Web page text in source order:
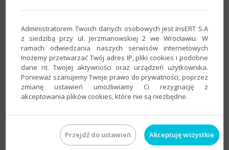
Na ekranie zostały zaprezentowane dostępne
szablony graficzne
(wzory wyglądu) e-sklepu.
szablon graficzny, który chcesz wykorzystać
w swoim sklepie. Jeśli chcesz wyświetlić
Administratorem Twoich danych osobowych jest InsERT S.A
z siedzibą przy ul. Jerzmanowskiej 2 we Wrocławiu. W
ramach odwiedzania naszych serwisów internetowych
możemy przetwarzać Twój adres IP, pliki cookies i podobne
dane nt. Twojej aktywności oraz urządzeń użytkownika.
Ponieważ szanujemy Twoje prawo do prywatności, poprzez
zmianę ustawień umożliwiamy Ci rezygnację z
akceptowania plików cookies, które nie są niezbędne.
Przejdź do ustawień Akceptuję wszystkie